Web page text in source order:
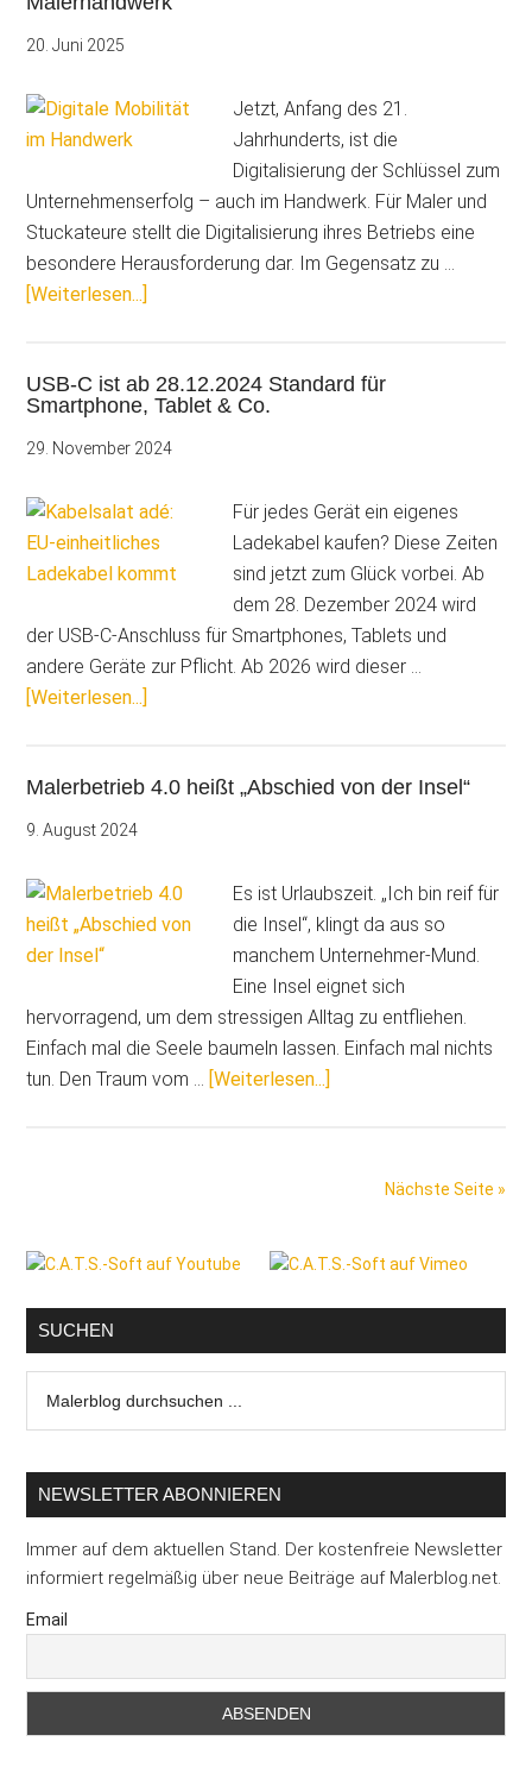
Baustelle?
laufen
20. Juni 2025
Jetzt, Anfang des 21.
Jahrhunderts, ist die
Digitalisierung der Schlüssel zum
Unternehmenserfolg – auch im Handwerk. Für Maler und
Stuckateure stellt die Digitalisierung ihres Betriebs eine
besondere Herausforderung dar. Im Gegensatz zu …
[Weiterlesen...]
ein
Erfolgsbaustein
im
USB-C ist ab 28.12.2024 Standard für
Smartphone, Tablet & Co.
29. November 2024
Für jedes Gerät ein eigenes
Ladekabel kaufen? Diese Zeiten
sind jetzt zum Glück vorbei. Ab
dem 28. Dezember 2024 wird
der USB-C-Anschluss für Smartphones, Tablets und
andere Geräte zur Pflicht. Ab 2026 wird dieser …
[Weiterlesen...]
ab
für
Smartphone,
Malerbetrieb 4.0 heißt „Abschied von der Insel“
9. August 2024
Es ist Urlaubszeit. „Ich bin reif für
die Insel“, klingt da aus so
manchem Unternehmer-Mund.
Eine Insel eignet sich
hervorragend, um dem stressigen Alltag zu entfliehen.
Einfach mal die Seele baumeln lassen. Einfach mal nichts
tun. Den Traum vom … [Weiterlesen...]
Insel“
Nächste Seite »
Seitenspalte
SUCHEN
durchsuchen
NEWSLETTER ABONNIEREN
Immer auf dem aktuellen Stand. Der kostenfreie Newsletter
informiert regelmäßig über neue Beiträge auf Malerblog.net.
Email